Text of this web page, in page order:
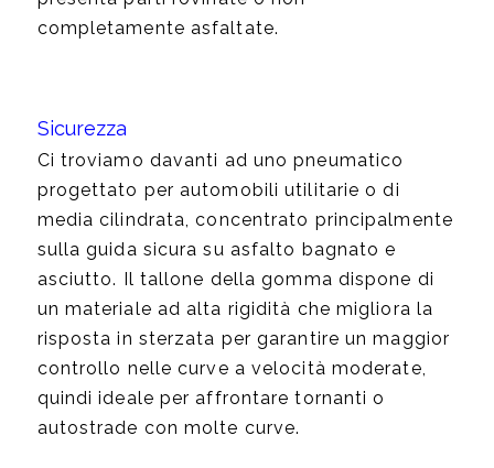
completamente asfaltate.
Sicurezza
Ci troviamo davanti ad uno pneumatico
progettato per automobili utilitarie o di
media cilindrata, concentrato principalmente
sulla guida sicura su asfalto bagnato e
asciutto. Il tallone della gomma dispone di
un materiale ad alta rigidità che migliora la
risposta in sterzata per garantire un maggior
controllo nelle curve a velocità moderate,
quindi ideale per affrontare tornanti o
autostrade con molte curve.